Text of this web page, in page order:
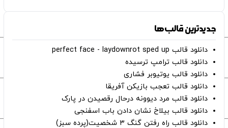
جدیدترین قالب‌ها
دانلود قالب perfect face - laydownrot sped up
دانلود قالب ترامپ ترسیده
دانلود قالب یوتیوبر فشاری
دانلود قالب تعجب بازیکن آفریقا
دانلود قالب مرد دیوونه درحال رقصیدن در پارک
دانلود قالب بیلاخ نشان دادن باب اسفنجی
دانلود قالب راه رفتن گنگ ۳ شخصیت(پرده سبز)